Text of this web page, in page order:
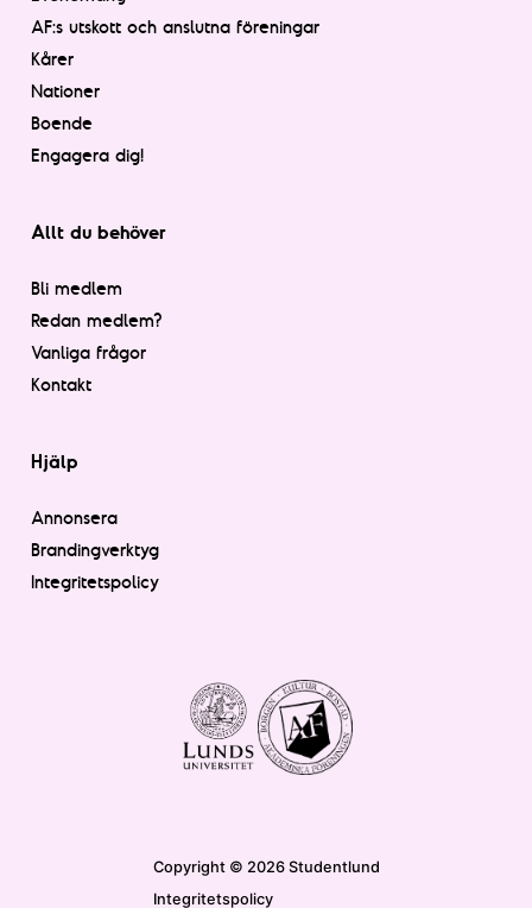
AF:s utskott och anslutna föreningar
Kårer
Nationer
Boende
Engagera dig!
Allt du behöver
Bli medlem
Redan medlem?
Vanliga frågor
Kontakt
Hjälp
Annonsera
Brandingverktyg
Integritetspolicy
Copyright © 2026 Studentlund
Integritetspolicy